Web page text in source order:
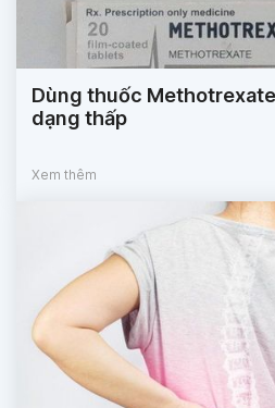
Dùng thuốc
dạng thấp
Xem thêm